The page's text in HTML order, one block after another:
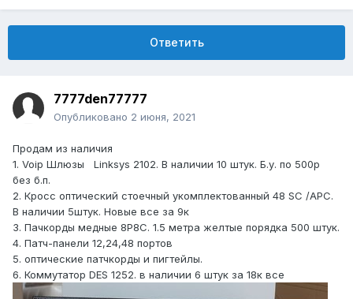
Ответить
7777den77777
Опубликовано 2 июня, 2021
Продам из наличия
1. Voip Шлюзы Linksys 2102. В наличии 10 штук. Б.у. по 500р
без б.п.
2. Кросс оптический стоечный укомплектованный 48 SC /APC.
В наличии 5штук. Новые все за 9к
3. Пачкорды медные 8P8C. 1.5 метра желтые порядка 500 штук.
4. Патч-панели 12,24,48 портов
5. оптические патчкорды и пигтейлы.
6. Коммутатор DES 1252. в наличии 6 штук за 18к все